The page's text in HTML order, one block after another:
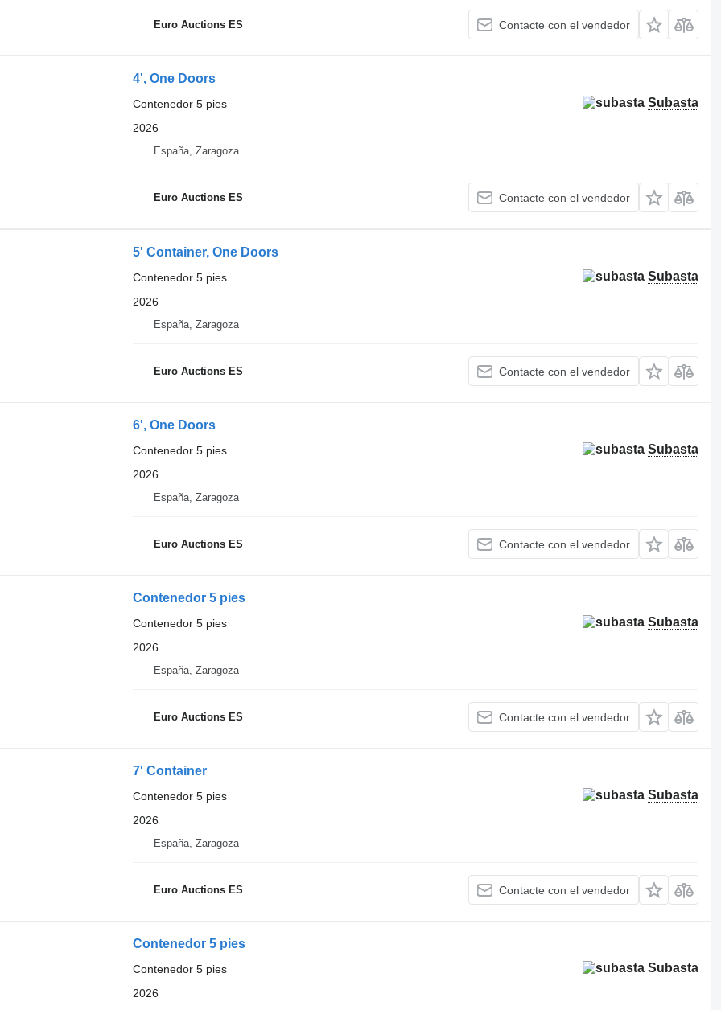
Euro Auctions ES Contacte con el vendedor
4', One Doors
Subasta
Contenedor 5 pies
2026
España, Zaragoza
Euro Auctions ES Contacte con el vendedor
5' Container, One Doors
Subasta
Contenedor 5 pies
2026
España, Zaragoza
Euro Auctions ES Contacte con el vendedor
6', One Doors
Subasta
Contenedor 5 pies
2026
España, Zaragoza
Euro Auctions ES Contacte con el vendedor
Contenedor 5 pies
Subasta
Contenedor 5 pies
2026
España, Zaragoza
Euro Auctions ES Contacte con el vendedor
7' Container
Subasta
Contenedor 5 pies
2026
España, Zaragoza
Euro Auctions ES Contacte con el vendedor
Contenedor 5 pies
Subasta
Contenedor 5 pies
2026